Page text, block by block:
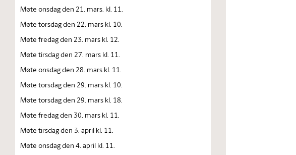
Møte onsdag den 21. mars. kl. 11.
Møte torsdag den 22. mars kl. 10.
Møte fredag den 23. mars kl. 12.
Møte tirsdag den 27. mars kl. 11.
Møte onsdag den 28. mars kl. 11.
Møte torsdag den 29. mars kl. 10.
Møte torsdag den 29. mars kl. 18.
Møte fredag den 30. mars kl. 11.
Møte tirsdag den 3. april kl. 11.
Møte onsdag den 4. april kl. 11.